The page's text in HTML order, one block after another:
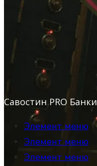
Савостин PRO Банки
Элемент меню
Элемент меню
Элемент меню